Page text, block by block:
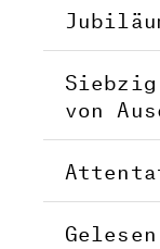
von
Gelesen